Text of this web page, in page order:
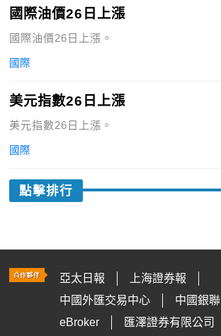
國際油價26日上漲
國際油價26日上漲。
國際
美元指數26日上漲
美元指數26日上漲。
國際
點擊排行
亞太日報
上海證券報
中國外匯交易中心
中國銀聯
eBroker
匯澤證券有限公司